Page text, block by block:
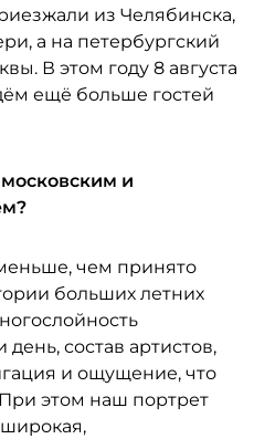
из Челябинска,
а на петербургский
В этом году 8 августа
ещё больше гостей
и
чем принято
больших летних
состав артистов,
и ощущение, что
При этом наш портрет